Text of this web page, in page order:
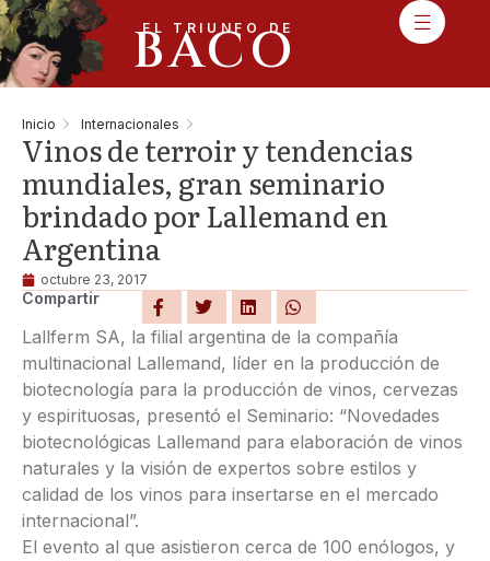
EL TRIUNFO DE
BACO
Inicio Internacionales
Vinos de terroir y tendencias
mundiales, gran seminario
brindado por Lallemand en
Argentina
octubre 23, 2017
Compartir
Lallferm SA, la filial argentina de la compañía
multinacional Lallemand, líder en la producción de
biotecnología para la producción de vinos, cervezas
y espirituosas, presentó el Seminario: “Novedades
biotecnológicas Lallemand para elaboración de vinos
naturales y la visión de expertos sobre estilos y
calidad de los vinos para insertarse en el mercado
internacional”.
El evento al que asistieron cerca de 100 enólogos, y